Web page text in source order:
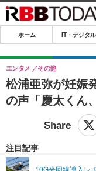
ホーム
IT・デジタル
IT・デジタルTOP
ネタ
ショッピング
SPEED TEST
エンタメTOP
ライフTOP
リリース一覧
ホーム IT・デジタル
松浦亜弥が妊娠
の声「慶太くん
エンタメ その他
注目記事
10G光回線導入レ